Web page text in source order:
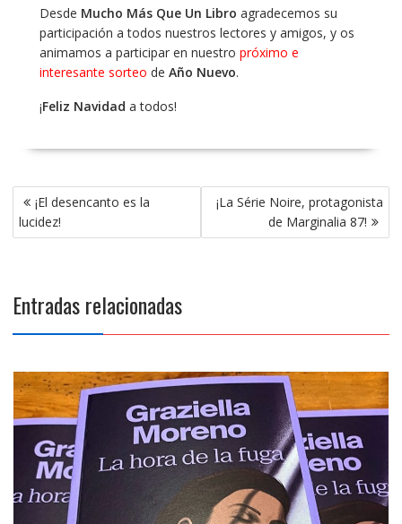
Desde Mucho Más Que Un Libro agradecemos su
participación a todos nuestros lectores y amigos, y os
animamos a participar en nuestro próximo e
interesante sorteo de Año Nuevo.
¡Feliz Navidad a todos!
Navegación
de
entradas
¡El desencanto es la
lucidez!
¡La Série Noire, protagonista
de Marginalia 87!
Entradas relacionadas